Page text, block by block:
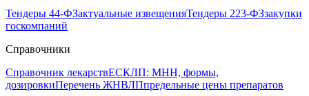
Тендеры 44-ФЗактуальные извещенияТендеры 223-ФЗзакупки
госкомпаний
Справочники
Справочник лекарствЕСКЛП: МНН, формы,
дозировкиПеречень ЖНВЛПпредельные цены препаратов